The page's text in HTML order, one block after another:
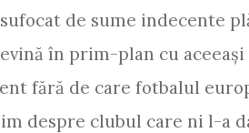
de sume indecente
în prim-plan cu
fără de care fotbalul
despre clubul care ni l-a